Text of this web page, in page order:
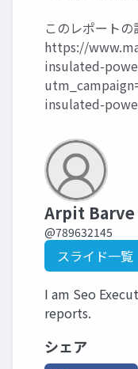
このレポートの
https://
insulated-
insulated-
Arpit Barve
@789632145
スライド一覧
I am Seo
reports.
シェア